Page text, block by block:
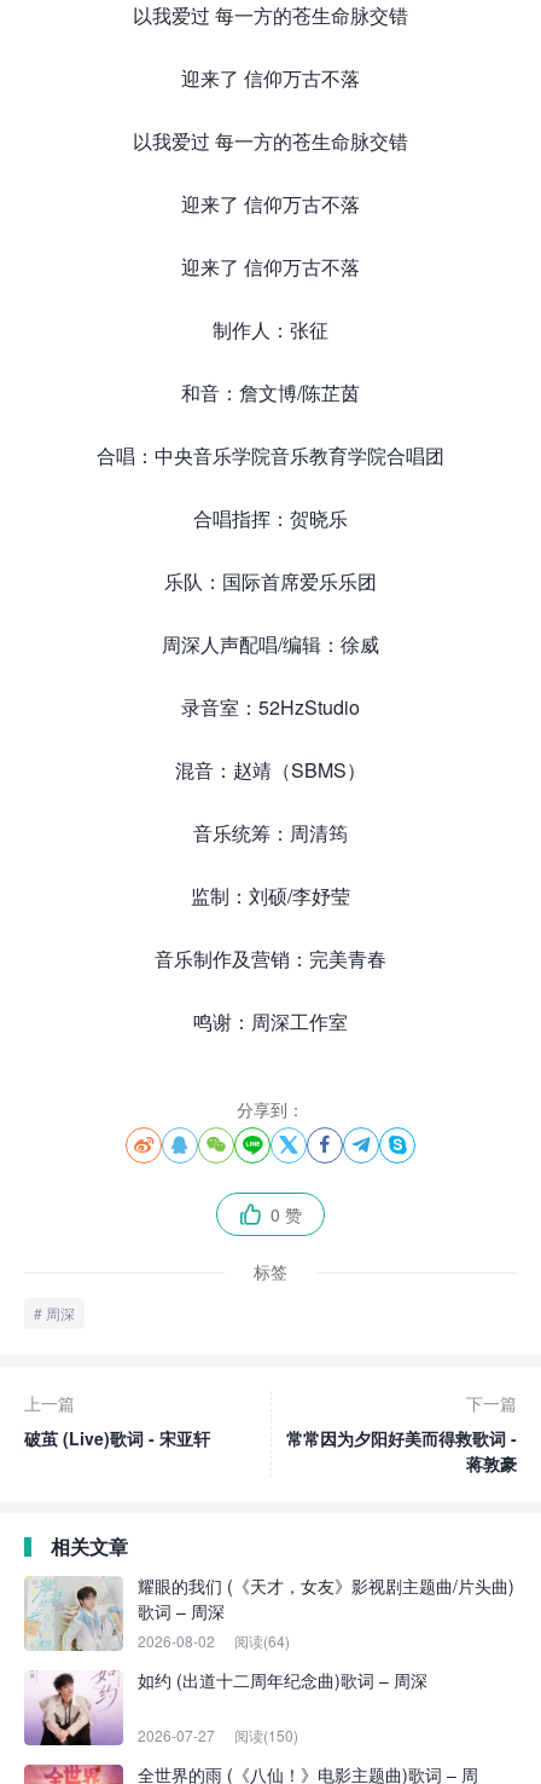
以我爱过 每一方的苍生命脉交错
迎来了 信仰万古不落
以我爱过 每一方的苍生命脉交错
迎来了 信仰万古不落
迎来了 信仰万古不落
制作人：张征
和音：詹文博/陈芷茵
合唱：中央音乐学院音乐教育学院合唱团
合唱指挥：贺晓乐
乐队：国际首席爱乐乐团
周深人声配唱/编辑：徐威
录音室：52HzStudio
混音：赵靖（SBMS）
音乐统筹：周清筠
监制：刘硕/李妤莹
音乐制作及营销：完美青春
鸣谢：周深工作室
分享到：
       
 0 赞
标签
周深
上一篇
破茧 (Live)歌词 - 宋亚轩
下一篇
常常因为夕阳好美而得救歌词 -
蒋敦豪
相关文章
耀眼的我们 (《天才，女友》影视剧主题曲/片头曲)
歌词 – 周深
2026-08-02 阅读(64)
如约 (出道十二周年纪念曲)歌词 – 周深
2026-07-27 阅读(150)
全世界的雨 (《八仙！》电影主题曲)歌词 – 周